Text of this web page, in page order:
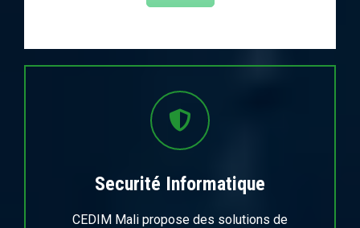
Securité Informatique
CEDIM Mali propose des solutions de